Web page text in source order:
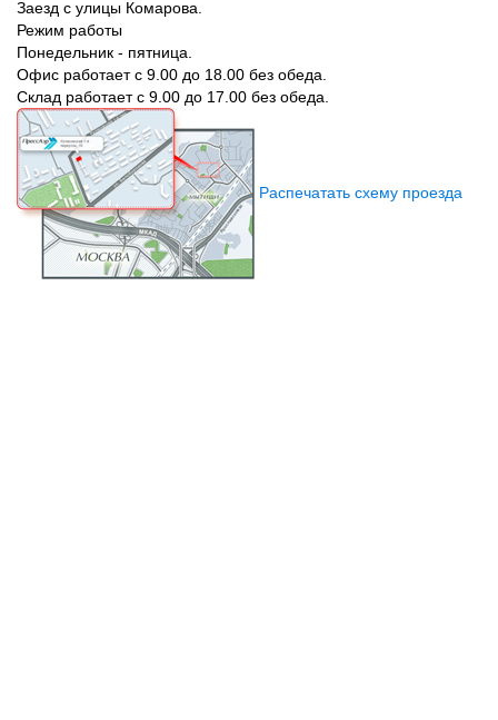
Заезд с улицы Комарова.
Режим работы
Понедельник - пятница.
Офис работает с 9.00 до 18.00 без обеда.
Склад работает с 9.00 до 17.00 без обеда.
Распечатать схему проезда